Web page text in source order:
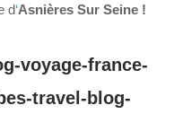
d‘Asnières Sur Seine !